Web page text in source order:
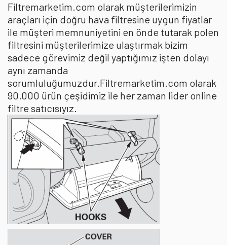
Filtremarketim.com olarak müşterilerimizin
araçları için doğru hava filtresine uygun fiyatlar
ile müşteri memnuniyetini en önde tutarak polen
filtresini müşterilerimize ulaştırmak bizim
sadece görevimiz değil yaptığımız işten dolayı
aynı zamanda
sorumluluğumuzdur.Filtremarketim.com olarak
90.000 ürün çeşidimiz ile her zaman lider online
filtre satıcısıyız.